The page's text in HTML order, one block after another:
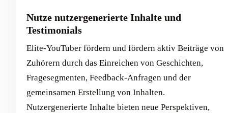
Nutze nutzergenerierte Inhalte und
Testimonials
Elite-YouTuber fördern und fördern aktiv Beiträge von
Zuhörern durch das Einreichen von Geschichten,
Fragesegmenten, Feedback-Anfragen und der
gemeinsamen Erstellung von Inhalten.
Nutzergenerierte Inhalte bieten neue Perspektiven,